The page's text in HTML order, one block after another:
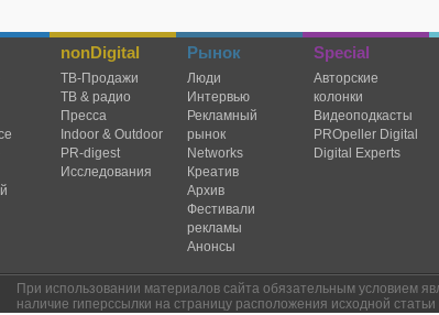
nonDigital
TВ-Продажи
ТВ & радио
Пресса
Indoor & Outdoor
PR-digest
Исследования
Рынок
Люди
Интервью
Рекламный
рынок
Networks
Креатив
Архив
Фестивали
рекламы
Анонсы
Special
Авторские
колонки
Видеоподкасты
PROpeller Digital
Digital Experts
При использовании материалов сайта обязательным условием
наличие гиперссылки на страницу расположения исходной статьи